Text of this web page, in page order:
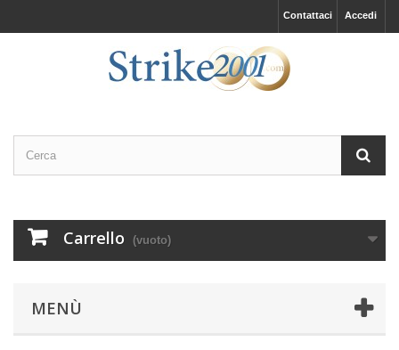
Accedi
Contattaci
Carrello (vuoto)
MENÙ